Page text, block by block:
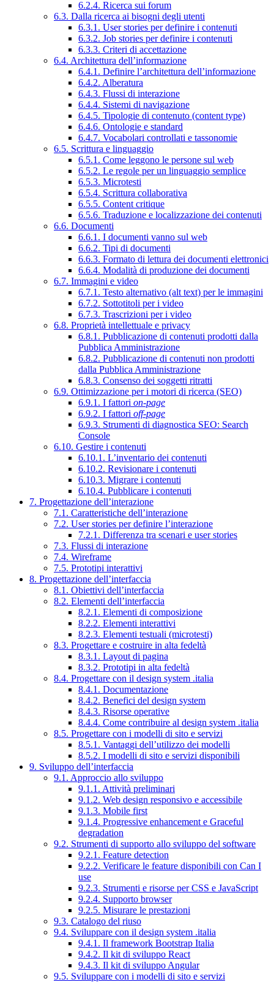
6.2.4. Ricerca sui forum
6.3. Dalla ricerca ai bisogni degli utenti
6.3.1. User stories per definire i contenuti
6.3.2. Job stories per definire i contenuti
6.3.3. Criteri di accettazione
6.4. Architettura dell’informazione
6.4.1. Definire l’architettura dell’informazione
6.4.2. Alberatura
6.4.3. Flussi di interazione
6.4.4. Sistemi di navigazione
6.4.5. Tipologie di contenuto (content type)
6.4.6. Ontologie e standard
6.4.7. Vocabolari controllati e tassonomie
6.5. Scrittura e linguaggio
6.5.1. Come leggono le persone sul web
6.5.2. Le regole per un linguaggio semplice
6.5.3. Microtesti
6.5.4. Scrittura collaborativa
6.5.5. Content critique
6.5.6. Traduzione e localizzazione dei contenuti
6.6. Documenti
6.6.1. I documenti vanno sul web
6.6.2. Tipi di documenti
6.6.3. Formato di lettura dei documenti elettronici
6.6.4. Modalità di produzione dei documenti
6.7. Immagini e video
6.7.1. Testo alternativo (alt text) per le immagini
6.7.2. Sottotitoli per i video
6.7.3. Trascrizioni per i video
6.8. Proprietà intellettuale e privacy
6.8.1. Pubblicazione di contenuti prodotti dalla
Pubblica Amministrazione
6.8.2. Pubblicazione di contenuti non prodotti
dalla Pubblica Amministrazione
6.8.3. Consenso dei soggetti ritratti
6.9. Ottimizzazione per i motori di ricerca (SEO)
6.9.1. I fattori on-page
6.9.2. I fattori off-page
6.9.3. Strumenti di diagnostica SEO: Search
Console
6.10. Gestire i contenuti
6.10.1. L’inventario dei contenuti
6.10.2. Revisionare i contenuti
6.10.3. Migrare i contenuti
6.10.4. Pubblicare i contenuti
7. Progettazione dell’interazione
7.1. Caratteristiche dell’interazione
7.2. User stories per definire l’interazione
7.2.1. Differenza tra scenari e user stories
7.3. Flussi di interazione
7.4. Wireframe
7.5. Prototipi interattivi
8. Progettazione dell’interfaccia
8.1. Obiettivi dell’interfaccia
8.2. Elementi dell’interfaccia
8.2.1. Elementi di composizione
8.2.2. Elementi interattivi
8.2.3. Elementi testuali (microtesti)
8.3. Progettare e costruire in alta fedeltà
8.3.1. Layout di pagina
8.3.2. Prototipi in alta fedeltà
8.4. Progettare con il design system .italia
8.4.1. Documentazione
8.4.2. Benefici del design system
8.4.3. Risorse operative
8.4.4. Come contribuire al design system .italia
8.5. Progettare con i modelli di sito e servizi
8.5.1. Vantaggi dell’utilizzo dei modelli
8.5.2. I modelli di sito e servizi disponibili
9. Sviluppo dell’interfaccia
9.1. Approccio allo sviluppo
9.1.1. Attività preliminari
9.1.2. Web design responsivo e accessibile
9.1.3. Mobile first
9.1.4. Progressive enhancement e Graceful
degradation
9.2. Strumenti di supporto allo sviluppo del software
9.2.1. Feature detection
9.2.2. Verificare le feature disponibili con Can I
use
9.2.3. Strumenti e risorse per CSS e JavaScript
9.2.4. Supporto browser
9.2.5. Misurare le prestazioni
9.3. Catalogo del riuso
9.4. Sviluppare con il design system .italia
9.4.1. Il framework Bootstrap Italia
9.4.2. Il kit di sviluppo React
9.4.3. Il kit di sviluppo Angular
9.5. Sviluppare con i modelli di sito e servizi